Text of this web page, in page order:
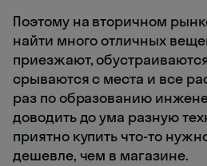
Поэтому на вторичном
найти много отличных
приезжают,
срываются с места и все
раз по образованию
доводить до ума разную
приятно купить что-то
дешевле, чем в магазине.